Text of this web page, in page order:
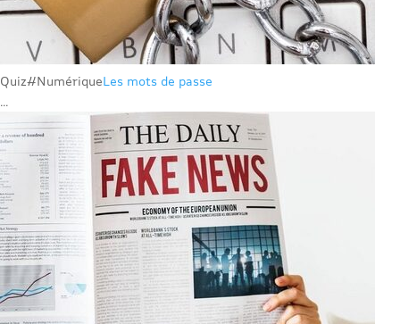
Quiz#NumériqueLes mots de passe
...